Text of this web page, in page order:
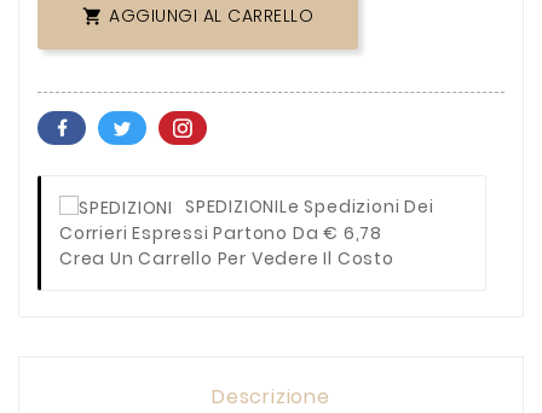
 AGGIUNGI AL CARRELLO
SPEDIZIONILe Spedizioni Dei
Corrieri Espressi Partono Da € 6,78
Crea Un Carrello Per Vedere Il Costo
Descrizione